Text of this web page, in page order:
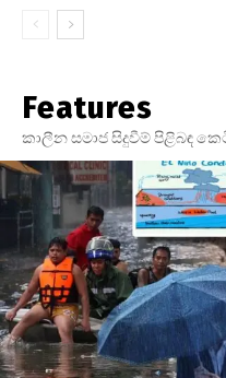
Features
කාලීන සමාජ සිදුවීම් පිළිබඳ